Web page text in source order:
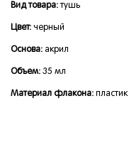
Вид товара: тушь
Цвет: черный
Основа: акрил
Объем: 35 мл
Материал флакона: пластик